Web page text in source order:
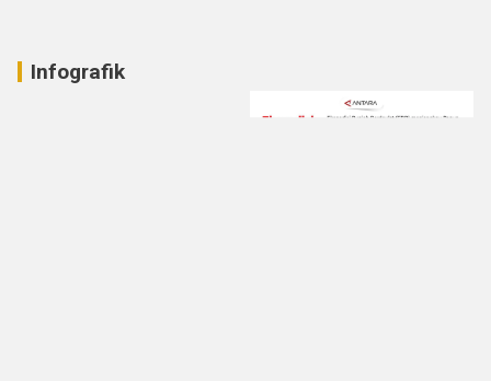
Infografik